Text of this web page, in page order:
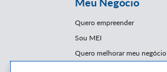
Quero empreender
Sou MEI
Quero melhorar meu negócio